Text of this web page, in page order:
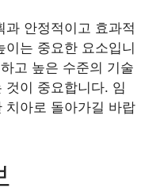
과 안정적이고 효과적
는 중요한 요소입니
고 높은 수준의 기술
것이 중요합니다. 임
치아로 돌아가길 바랍